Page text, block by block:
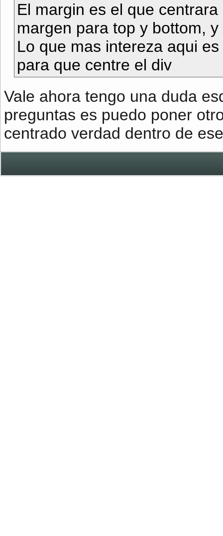
El margin es el que
margen para top y bottom,
Lo que mas intereza aqui
para que centre el div
Vale ahora tengo una duda
preguntas es puedo poner
centrado verdad dentro de